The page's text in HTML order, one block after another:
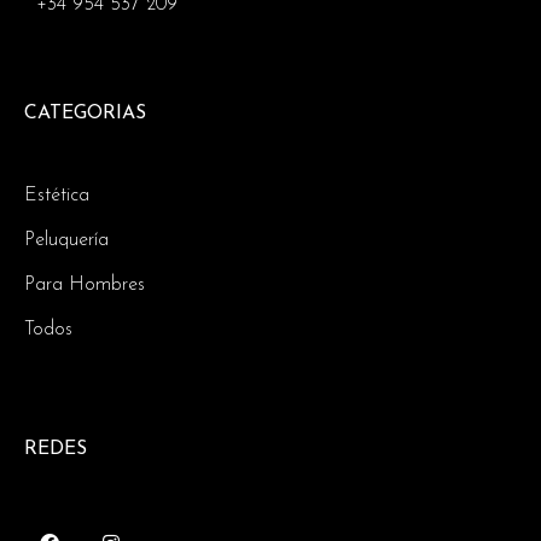
+34 954 537 209
CATEGORIAS
Estética
Peluquería
Para Hombres
Todos
REDES